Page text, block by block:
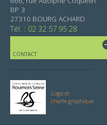
BP 3
27310 BOURG ACHARD
Tél. : 02 32 57 95 28
CONTACT
Logo et
charte graphique